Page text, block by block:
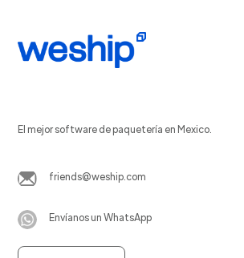
El mejor software de paquetería en Mexico.
friends@weship.com
Envíanos un WhatsApp